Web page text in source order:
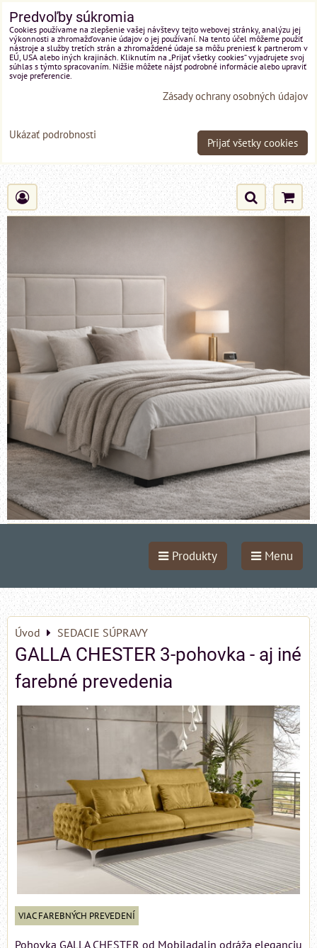
Produkty Menu
Úvod SEDACIE SÚPRAVY
GALLA CHESTER 3-pohovka - aj iné
farebné prevedenia
VIAC FAREBNÝCH PREVEDENÍ
Pohovka GALLA CHESTER od Mobiladalin odráža eleganciu
Predvoľby súkromia
Cookies používame na zlepšenie vašej návštevy tejto webovej stránky, analýzu jej
výkonnosti a zhromažďovanie údajov o jej používaní. Na tento účel môžeme použiť
nástroje a služby tretích strán a zhromaždené údaje sa môžu preniesť k partnerom v
EÚ, USA alebo iných krajinách. Kliknutím na „Prijať všetky cookies“ vyjadrujete svoj
súhlas s týmto spracovaním. Nižšie môžete nájsť podrobné informácie alebo upraviť
svoje preferencie.
Zásady ochrany osobných údajov
Ukázať podrobnosti
Prijať všetky cookies